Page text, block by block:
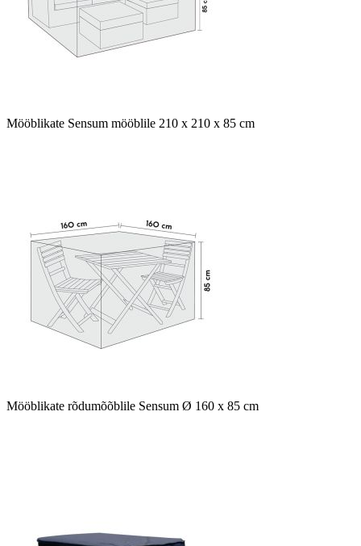
Mööblikate Sensum mööblile 210 x 210 x 85 cm
Mööblikate rõdumõõblile Sensum Ø 160 x 85 cm